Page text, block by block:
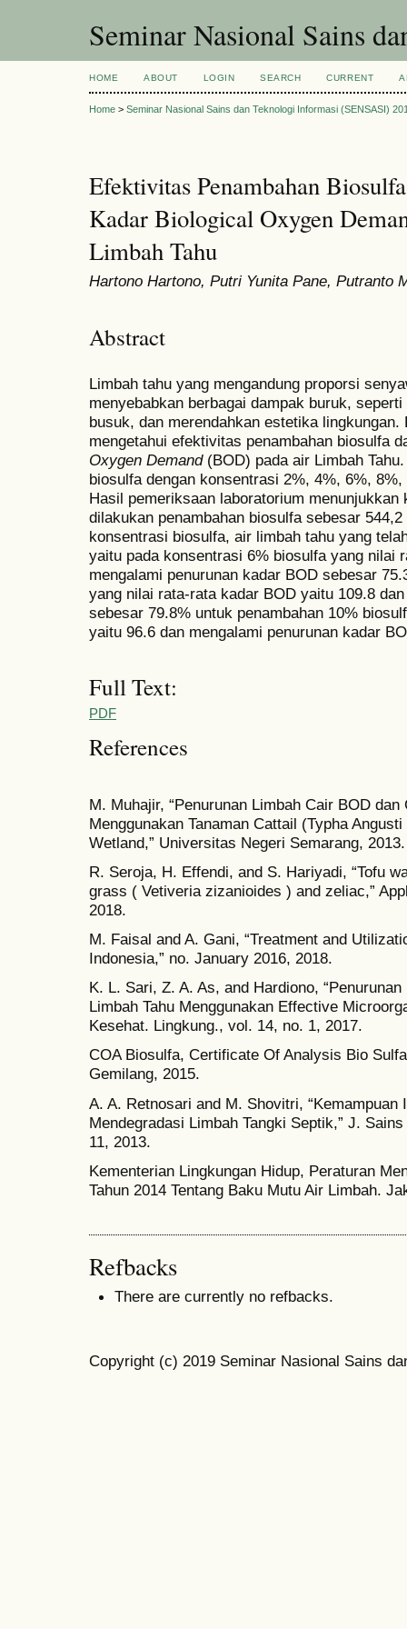
Seminar Nasional Sains
HOME ABOUT LOGIN SEARCH CURRENT
Home > Seminar Nasional Sains dan Teknologi Informasi (SENSASI)
Efektivitas Penambahan
Kadar Biological Oxygen
Limbah Tahu
Hartono Hartono, Putri Yunita Pane, Putranto
Abstract
Limbah tahu yang mengandung proporsi
menyebabkan berbagai dampak buruk,
busuk, dan merendahkan estetika
mengetahui efektivitas penambahan biosulfa
Oxygen Demand(BOD) pada air Limbah
biosulfa dengan konsentrasi 2%, 4%, 6%,
Hasil pemeriksaan laboratorium
dilakukan penambahan biosulfa sebesar
konsentrasi biosulfa, air limbah tahu yang
yaitu pada konsentrasi 6% biosulfa yang nilai
mengalami penurunan kadar BOD sebesar
yang nilai rata-rata kadar BOD yaitu 109.8
sebesar 79.8% untuk penambahan 10%
yaitu 96.6 dan mengalami penurunan kadar
Full Text:
PDF
References
M. Muhajir, “Penurunan Limbah Cair BOD
Menggunakan Tanaman Cattail (Typha
Wetland,” Universitas Negeri Semarang, 2013.
R. Seroja, H. Effendi, and S. Hariyadi, “Tofu
grass ( Vetiveria zizanioides ) and zeliac,”
2018.
M. Faisal and A. Gani, “Treatment and
Indonesia,” no. January 2016, 2018.
K. L. Sari, Z. A. As, and Hardiono,
Limbah Tahu Menggunakan Effective
Kesehat. Lingkung., vol. 14, no. 1, 2017.
COA Biosulfa, Certificate Of Analysis Bio
Gemilang, 2015.
A. A. Retnosari and M. Shovitri,
Mendegradasi Limbah Tangki Septik,” J.
11, 2013.
Kementerian Lingkungan Hidup, Peraturan
Tahun 2014 Tentang Baku Mutu Air Limbah.
Refbacks
There are currently no refbacks.
Copyright (c) 2019 Seminar Nasional Sains